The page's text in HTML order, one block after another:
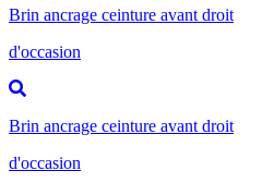
Brin ancrage ceinture avant droit
d'occasion
Brin ancrage ceinture avant droit
d'occasion